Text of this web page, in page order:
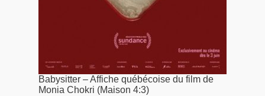
Babysitter – Affiche québécoise du film de
Monia Chokri (Maison 4:3)